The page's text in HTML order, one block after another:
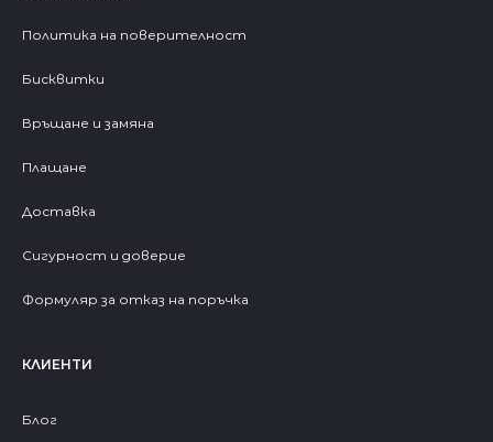
Политика на поверителност
Бисквитки
Връщане и замяна
Плащане
Доставка
Сигурност и доверие
Формуляр за отказ на поръчка
КЛИЕНТИ
Блог